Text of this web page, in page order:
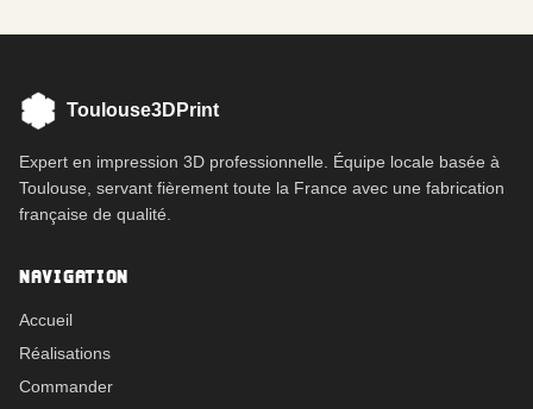
Toulouse3DPrint
Expert en impression 3D professionnelle. Équipe locale basée à
Toulouse, servant fièrement toute la France avec une fabrication
française de qualité.
NAVIGATION
Accueil
Réalisations
Commander